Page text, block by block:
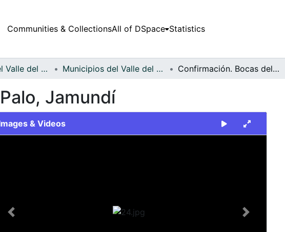
Communities & CollectionsAll of DSpace Statistics
Municipios del Valle del Cauca Municipios del Valle del Cauca Confirmación. Bocas del Palo, Jamundí
Jamundí
& Videos
Previous Next